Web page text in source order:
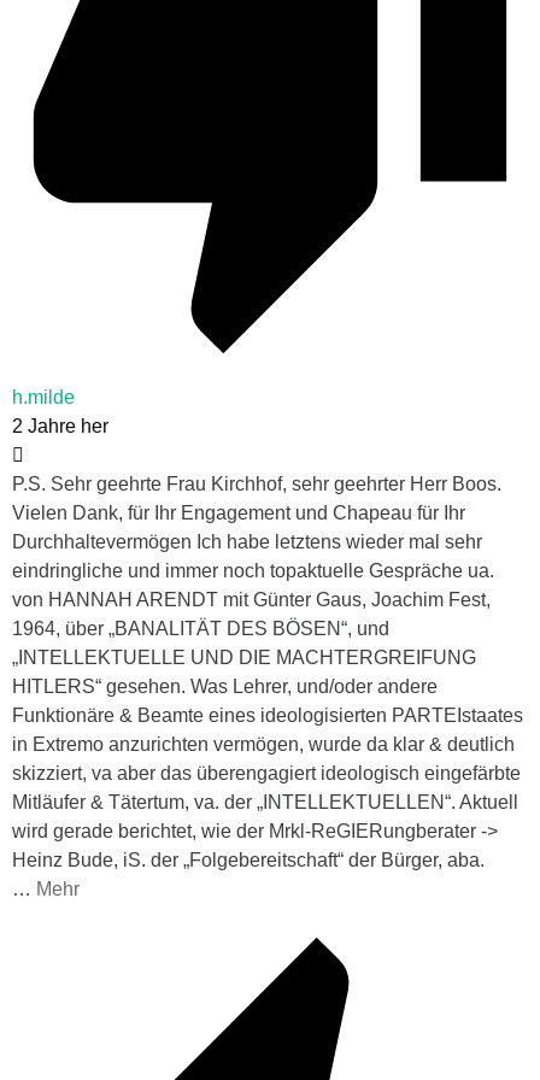
h.milde
2 Jahre her
P.S. Sehr geehrte Frau Kirchhof, sehr geehrter Herr Boos.
Vielen Dank, für Ihr Engagement und Chapeau für Ihr
Durchhaltevermögen Ich habe letztens wieder mal sehr
eindringliche und immer noch topaktuelle Gespräche ua.
von HANNAH ARENDT mit Günter Gaus, Joachim Fest,
1964, über „BANALITÄT DES BÖSEN“, und
„INTELLEKTUELLE UND DIE MACHTERGREIFUNG
HITLERS“ gesehen. Was Lehrer, und/oder andere
Funktionäre & Beamte eines ideologisierten PARTEIstaates
in Extremo anzurichten vermögen, wurde da klar & deutlich
skizziert, va aber das überengagiert ideologisch eingefärbte
Mitläufer & Tätertum, va. der „INTELLEKTUELLEN“. Aktuell
wird gerade berichtet, wie der Mrkl-ReGIERungberater ->
Heinz Bude, iS. der „Folgebereitschaft“ der Bürger, aba.
… Mehr